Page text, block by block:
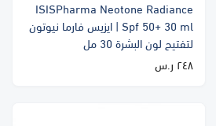
ISISPharma Neotone Radiance
Spf 50+ 30 ml | ايزيس فارما نيوتون
لتفتيح لون البشرة 30 مل
٢٤٨ ر.س